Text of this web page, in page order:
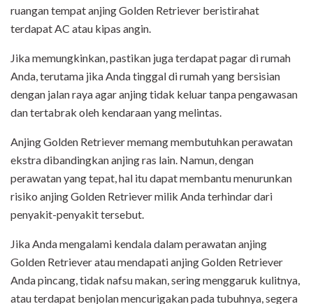
ruangan tempat anjing Golden Retriever beristirahat
terdapat AC atau kipas angin.
Jika memungkinkan, pastikan juga terdapat pagar di rumah
Anda, terutama jika Anda tinggal di rumah yang bersisian
dengan jalan raya agar anjing tidak keluar tanpa pengawasan
dan tertabrak oleh kendaraan yang melintas.
Anjing Golden Retriever memang membutuhkan perawatan
ekstra dibandingkan anjing ras lain. Namun, dengan
perawatan yang tepat, hal itu dapat membantu menurunkan
risiko anjing Golden Retriever milik Anda terhindar dari
penyakit-penyakit tersebut.
Jika Anda mengalami kendala dalam perawatan anjing
Golden Retriever atau mendapati anjing Golden Retriever
Anda pincang, tidak nafsu makan, sering menggaruk kulitnya,
atau terdapat benjolan mencurigakan pada tubuhnya, segera